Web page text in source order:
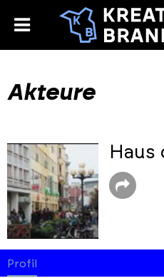
toggle
Akteure
Haus
Profil